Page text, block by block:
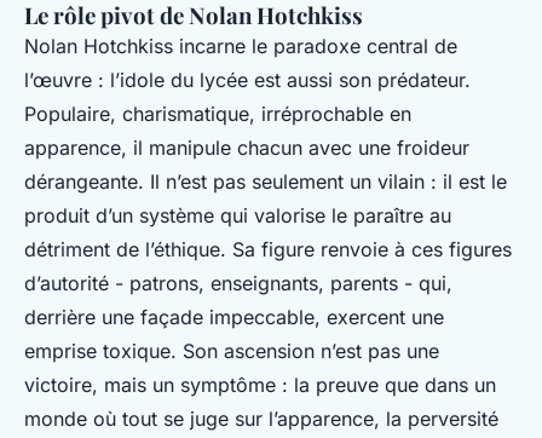
Le rôle pivot de Nolan Hotchkiss
Nolan Hotchkiss incarne le paradoxe central de
l’œuvre : l’idole du lycée est aussi son prédateur.
Populaire, charismatique, irréprochable en
apparence, il manipule chacun avec une froideur
dérangeante. Il n’est pas seulement un vilain : il est le
produit d’un système qui valorise le paraître au
détriment de l’éthique. Sa figure renvoie à ces figures
d’autorité - patrons, enseignants, parents - qui,
derrière une façade impeccable, exercent une
emprise toxique. Son ascension n’est pas une
victoire, mais un symptôme : la preuve que dans un
monde où tout se juge sur l’apparence, la perversité